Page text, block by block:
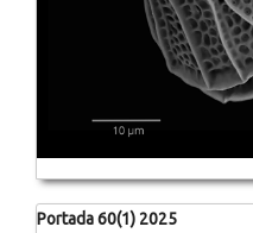
Portada 60(1) 2025